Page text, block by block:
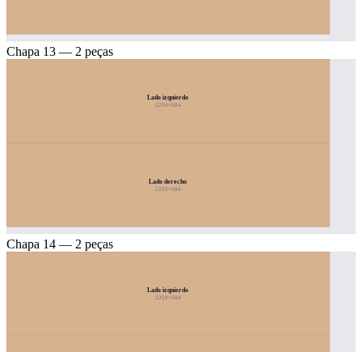
Chapa 13 — 2 peças
Lado izquierdo
2259×584
Lado derecho
2259×584
Chapa 14 — 2 peças
Lado izquierdo
2259×584